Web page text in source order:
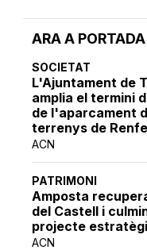
ARA A PORTADA
SOCIETAT
L'Ajuntament de
amplia el termini
de l'aparcament
terrenys de
ACN
PATRIMONI
Amposta
del Castell i
projecte
ACN